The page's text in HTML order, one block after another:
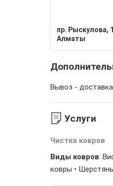
​пр. Рыскулова,
Алматы
Вывоз -
Услуги
Чистка ковров
Виды ковров:
ковры •